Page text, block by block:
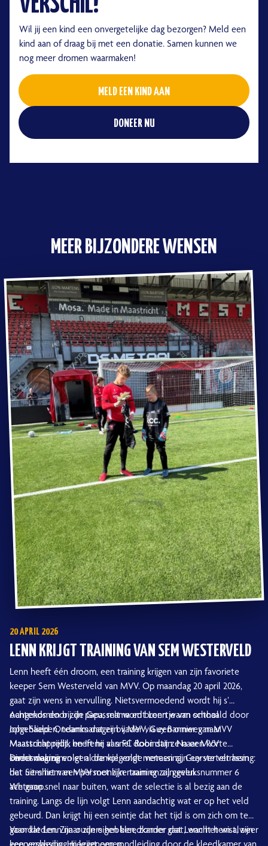
Wil jij een kind een onvergetelijke dag bezorgen? Meld een
kind aan of draag bij met een donatie. Samen kunnen we
nog meer dromen waarmaken!
MELD EEN KIND AAN
DONEER NU
MEER BIJZONDERE WENSEN
20 APRIL 2026
LENN KRIJGT TRAINING VAN SEM WESTERVELD
Lenn heeft één droom, een training krijgen van zijn favoriete
keeper Sem Westerveld van MVV. Op maandag 20 april 2026,
gaat zijn wens in vervulling. Nietsvermoedend wordt hij s’
ochtends door zijn papa, mama en broertje van school
opgehaald. Ondanks dat zijn vader via een omweg naar
Maastricht rijdt, heeft hij al snel door dat ze naar MVV
onderweg zijn.
Aangekomen bij de Geusselt wordt Lenn warm onthaald door
John Sliepen, teammanager bij MVV, Guy Bannier van MVV
Maatschappelijk en Irene van FC Robinstijn. Na een korte
kennismaking en een drankje volgt meteen zijn eerste verrassing:
het uit-shirt van MVV met zijn naam en zijn geluksnummer 6
achterop.
Direct daarna volgt al de volgende verrassing. Guy vertelt hem
dat Sem hem een persoonlijke training zal geven.
We gaan snel naar buiten, want de selectie is al bezig aan de
training. Langs de lijn volgt Lenn aandachtig wat er op het veld
gebeurd. Dan krijgt hij een seintje dat het tijd is om zich om te
gaan kleden. Zijn ouders hebben, zonder dat Lenn het wist, zijn
Voordat Lenn naar zijn eigen kleedkamer gaat, wacht hem alweer